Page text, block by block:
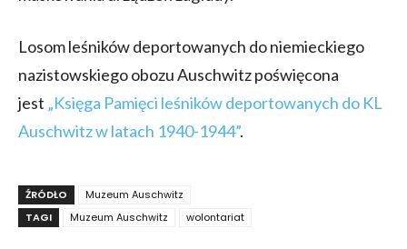
Losom leśników deportowanych do niemieckiego
nazistowskiego obozu Auschwitz poświęcona
jest „Księga Pamięci leśników deportowanych do KL
Auschwitz w latach 1940-1944”.
ŹRÓDŁO
Muzeum Auschwitz
TAGI
Muzeum Auschwitz wolontariat